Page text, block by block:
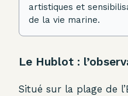
artistiques et
de la vie marine.
Le Hublot :
Situé sur la plage de